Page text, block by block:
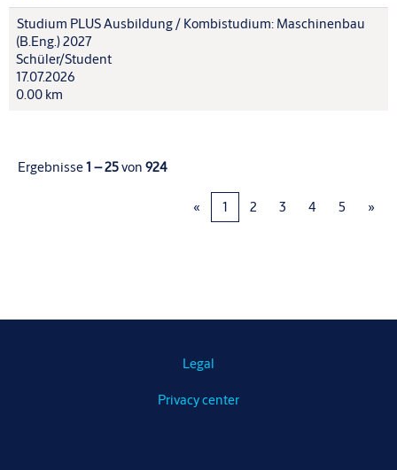
Studium PLUS Ausbildung / Kombistudium: Maschinenbau
(B.Eng.) 2027
Schüler/Student
17.07.2026
0.00 km
Ergebnisse1 – 25von 924
« 1 2 3 4 5 »
Legal
Privacy center